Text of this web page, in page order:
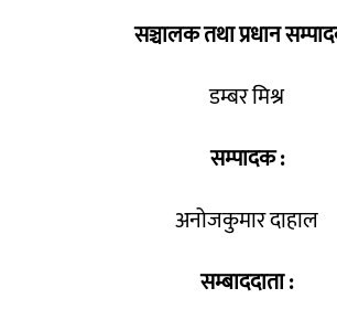
सञ्चालक तथा प्रधान
डम्बर मिश्र
सम्पादक :
अनोजकुमार दाहाल
सम्बाददाता :